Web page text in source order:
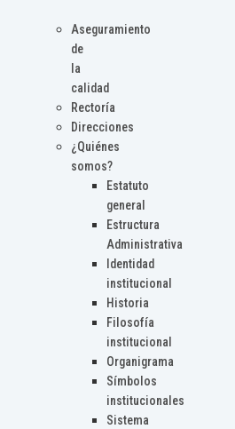
Aseguramiento
de
la
calidad
Rectoría
Direcciones
¿Quiénes
somos?
Estatuto
general
Estructura
Administrativa
Identidad
institucional
Historia
Filosofía
institucional
Organigrama
Símbolos
institucionales
Sistema